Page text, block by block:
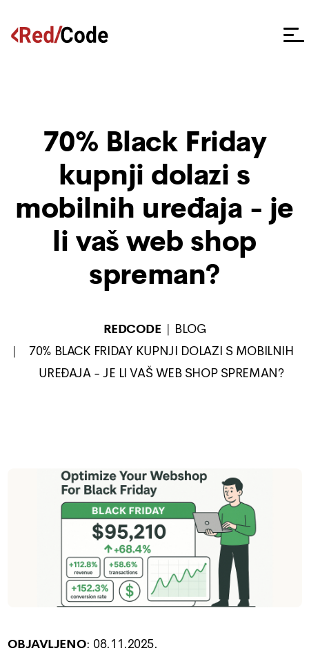
70% Black Friday
kupnji dolazi s
mobilnih uređaja - je
li vaš web shop
spreman?
REDCODE
BLOG
70% BLACK FRIDAY KUPNJI DOLAZI S MOBILNIH
UREĐAJA - JE LI VAŠ WEB SHOP SPREMAN?
OBJAVLJENO: 08.11.2025.